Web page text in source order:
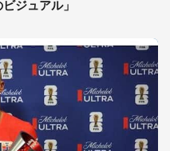
ジュアル」